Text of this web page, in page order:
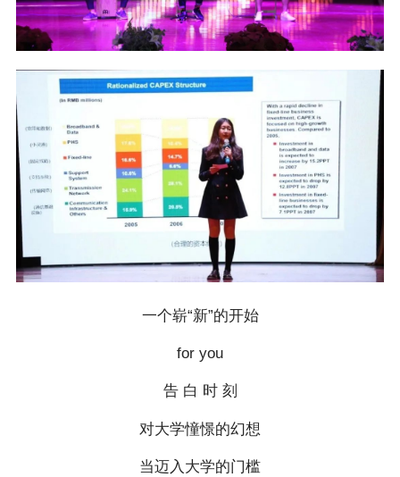
一个崭“新”的开始
for you
告 白 时 刻
对大学憧憬的幻想
当迈入大学的门槛